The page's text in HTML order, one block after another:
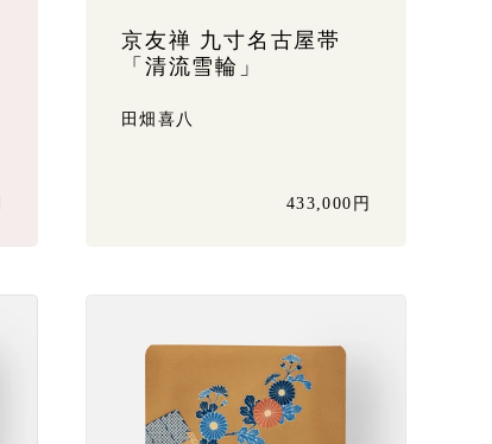
京友禅 九寸名古屋帯
「清流雪輪」
田畑喜八
433,000円